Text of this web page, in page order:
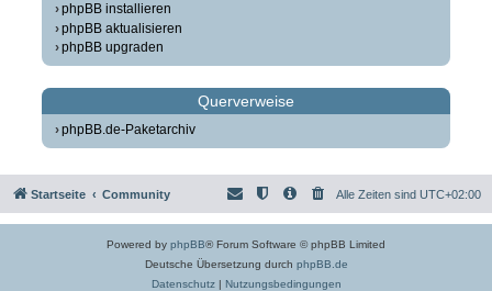
phpBB installieren
phpBB aktualisieren
phpBB upgraden
Querverweise
phpBB.de-Paketarchiv
Startseite Community Alle Zeiten sind UTC+02:00
Powered by phpBB® Forum Software © phpBB Limited
Deutsche Übersetzung durch phpBB.de
Datenschutz| Nutzungsbedingungen